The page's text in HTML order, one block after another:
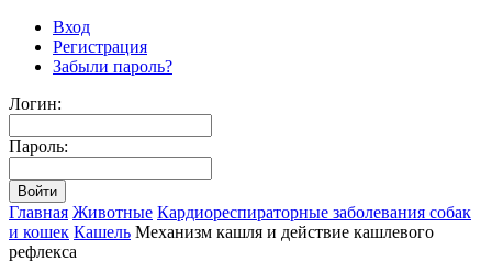
Вход
Регистрация
Забыли пароль?
Логин:
Пароль:
Главная Животные Кардиореспираторные заболевания собак
и кошек Кашель Механизм кашля и действие кашлевого
рефлекса